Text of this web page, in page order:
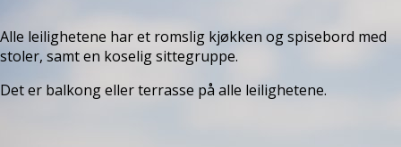
Alle leilighetene har et romslig kjøkken og spisebord med
stoler, samt en koselig sittegruppe.
Det er balkong eller terrasse på alle leilighetene.